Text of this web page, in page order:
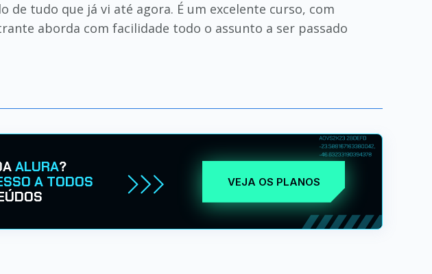
tudo que já vi até agora. É um excelente curso, com
aborda com facilidade todo o assunto a ser passado
ALURA?
A TODOS
VEJA OS PLANOS